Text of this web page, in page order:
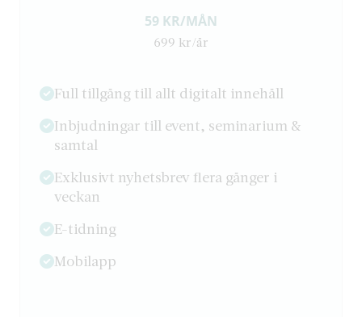
59 KR/MÅN
699 kr/år
Full tillgång till allt digitalt innehåll
Inbjudningar till event, seminarium &
samtal
Exklusivt nyhetsbrev flera gånger i
veckan
E-tidning
Mobilapp